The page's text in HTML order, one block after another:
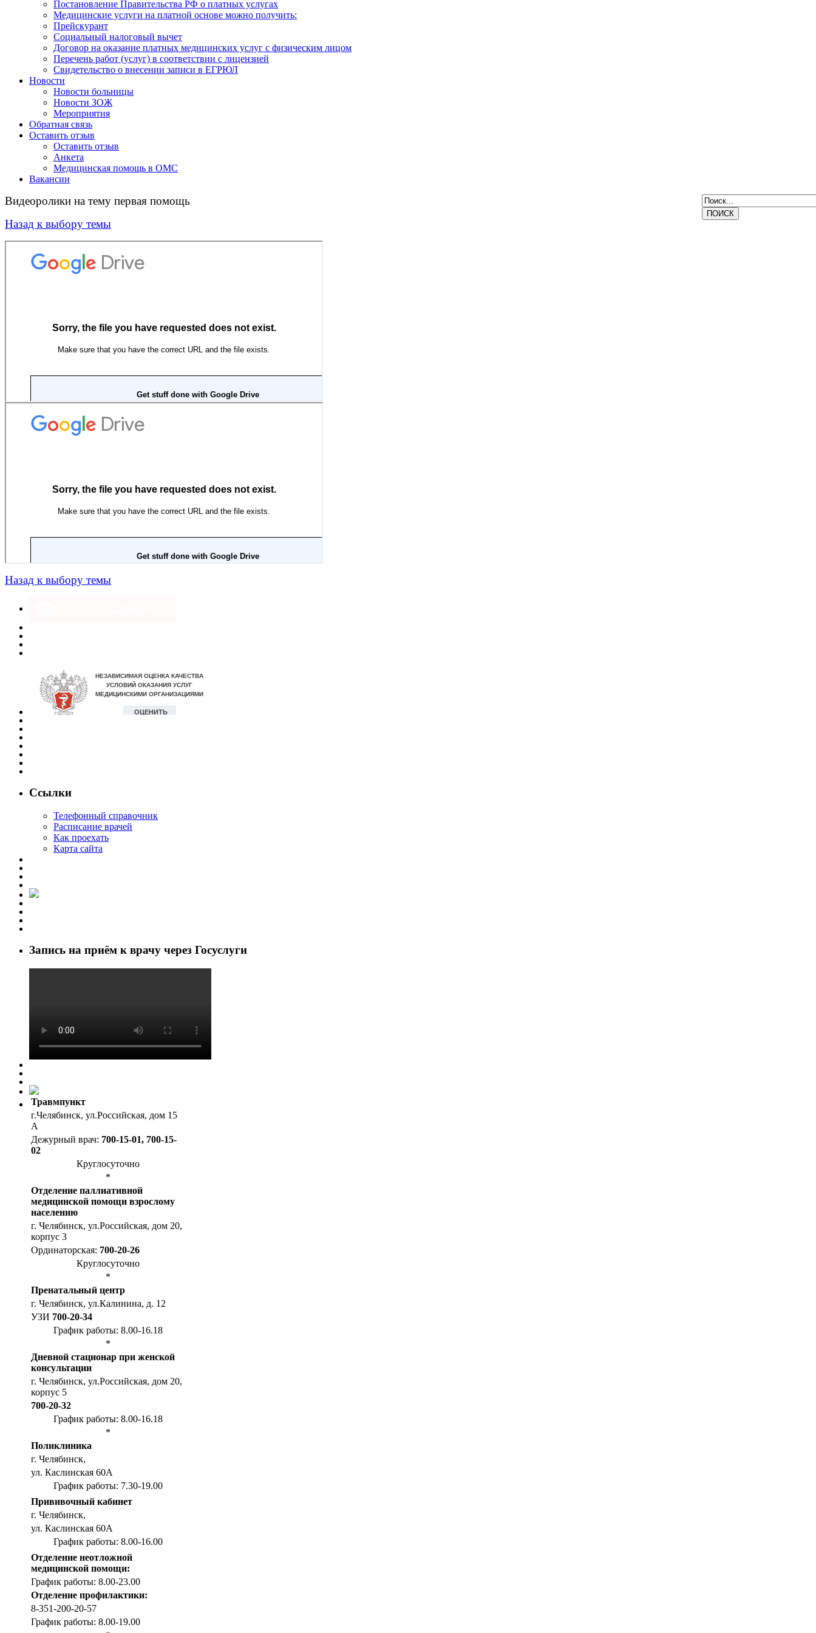
Постановление Правительства РФ о платных услугах
Медицинские услуги на платной основе можно получить:
Прейскурант
Социальный налоговый вычет
Договор на оказание платных медицинских услуг с физическим лицом
Перечень работ (услуг) в соответствии с лицензией
Свидетельство о внесении записи в ЕГРЮЛ
Новости
Новости больницы
Новости ЗОЖ
Мероприятия
Обратная связь
Оставить отзыв
Оставить отзыв
Анкета
Медицинская помощь в ОМС
Вакансии
Видеоролики на тему первая помощь
Назад к выбору темы
Назад к выбору темы
Ссылки
Телефонный справочник
Расписание врачей
Как проехать
Карта сайта
Запись на приём к врачу через Госуслуги
Травмпункт
г.Челябинск, ул.Российская, дом 15
А
Дежурный врач: 700-15-01, 700-15-
02
Круглосуточно
*
Отделение паллиативной
медицинской помощи взрослому
населению
г. Челябинск, ул.Российская, дом 20,
корпус 3
Ординаторская: 700-20-26
Круглосуточно
*
Пренатальный центр
г. Челябинск, ул.Калинина, д. 12
УЗИ 700-20-34
График работы: 8.00-16.18
*
Дневной стационар при женской
консультации
г. Челябинск, ул.Российская, дом 20,
корпус 5
700-20-32
График работы: 8.00-16.18
*
Поликлиника
г. Челябинск,
ул. Каслинская 60А
График работы: 7.30-19.00
Прививочный кабинет
г. Челябинск,
ул. Каслинская 60А
График работы: 8.00-16.00
Отделение неотложной
медицинской помощи:
График работы: 8.00-23.00
Отделение профилактики:
8-351-200-20-57
График работы: 8.00-19.00